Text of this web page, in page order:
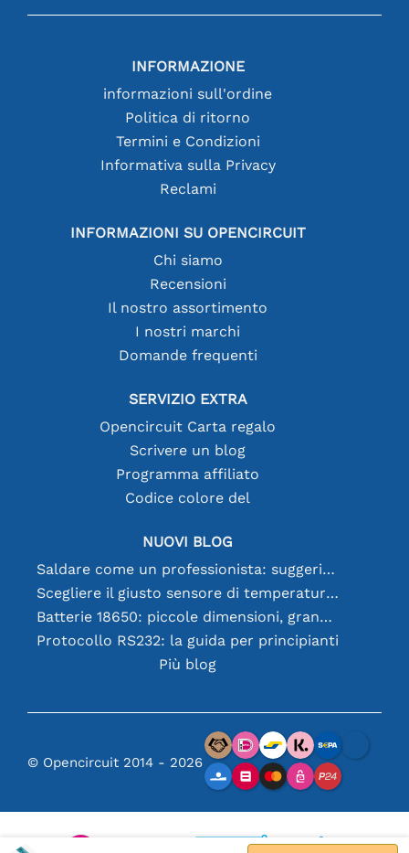
INFORMAZIONE
informazioni sull'ordine
Politica di ritorno
Termini e Condizioni
Informativa sulla Privacy
Reclami
INFORMAZIONI SU OPENCIRCUIT
Chi siamo
Recensioni
Il nostro assortimento
I nostri marchi
Domande frequenti
SERVIZIO EXTRA
Opencircuit Carta regalo
Scrivere un blog
Programma affiliato
Codice colore del
NUOVI BLOG
Saldare come un professionista: suggerimenti per connessioni elettroniche perfette
Scegliere il giusto sensore di temperatura [youtube]
Batterie 18650: piccole dimensioni, grandi prestazioni
Protocollo RS232: la guida per principianti
Più blog
© Opencircuit 2014 - 2026